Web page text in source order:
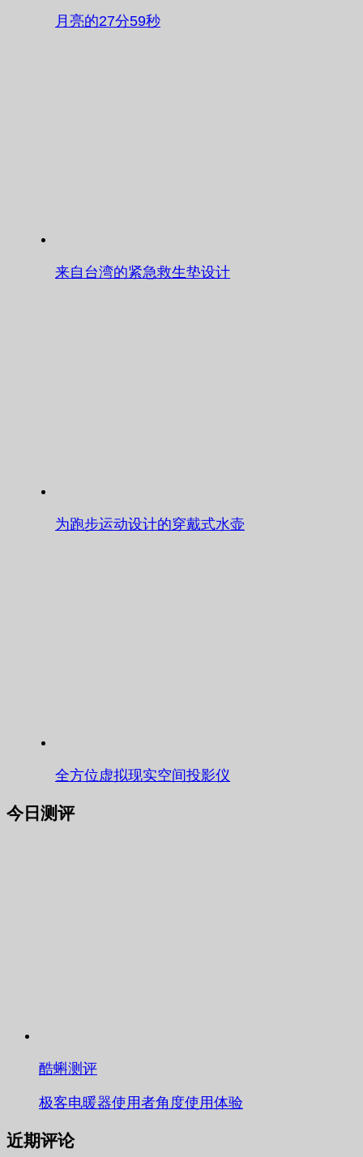
月亮的27分59秒
来自台湾的紧急救生垫设计
为跑步运动设计的穿戴式水壶
全方位虚拟现实空间投影仪
今日测评
酷蝌测评
极客电暖器使用者角度使用体验
近期评论